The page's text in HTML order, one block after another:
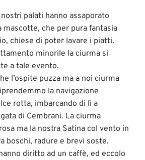
palati hanno assaporato
mascotte, che per pura fantasia
chiese di poter lavare i piatti.
minorile la ciurma si
a tale evento.
l’ospite puzza ma a noi ciurma
la navigazione
rotta, imbarcando di lì a
di Cembrani. La ciurma
ma la nostra Satina col vento in
boschi, radure e brevi soste.
diritto ad un caffè, ed eccolo